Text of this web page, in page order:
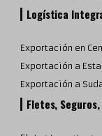
Logística
Exportación en
Exportación a
Exportación a
Fletes,